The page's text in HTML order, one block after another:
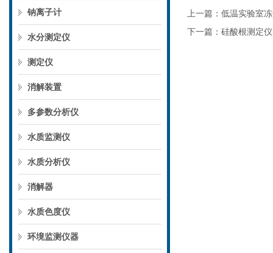
钠离子计
水分测定仪
测定仪
消解装置
多参数分析仪
水质监测仪
水质分析仪
消解器
水质色度仪
环境监测仪器
上一篇： 低温实验室
下一篇： 硅酸根测定